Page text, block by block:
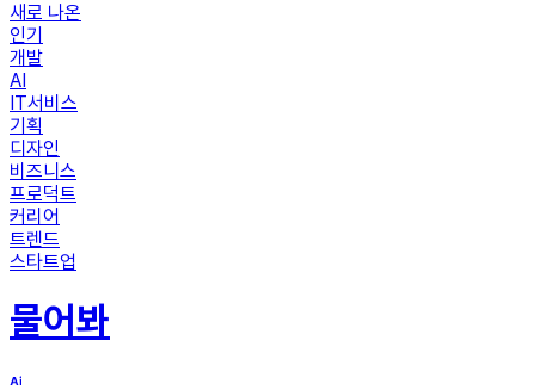
새로 나온
인기
개발
AI
IT서비스
기획
디자인
비즈니스
프로덕트
커리어
트렌드
스타트업
물어봐